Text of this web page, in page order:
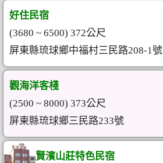
好住民宿
(3680 ~ 6500) 372公尺
屏東縣琉球鄉中福村三民路208-1號
觀海洋客棧
(2500 ~ 8000) 373公尺
屏東縣琉球鄉三民路233號
賢濱山莊特色民宿